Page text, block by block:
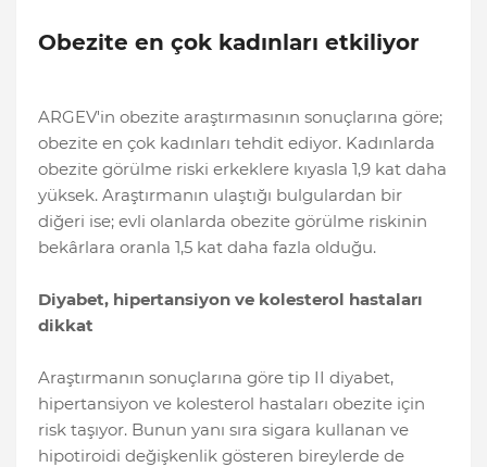
Obezite en çok kadınları etkiliyor
ARGEV'in obezite araştırmasının sonuçlarına göre;
obezite en çok kadınları tehdit ediyor. Kadınlarda
obezite görülme riski erkeklere kıyasla 1,9 kat daha
yüksek. Araştırmanın ulaştığı bulgulardan bir
diğeri ise; evli olanlarda obezite görülme riskinin
bekârlara oranla 1,5 kat daha fazla olduğu.
Diyabet, hipertansiyon ve kolesterol hastaları
dikkat
Araştırmanın sonuçlarına göre tip II diyabet,
hipertansiyon ve kolesterol hastaları obezite için
risk taşıyor. Bunun yanı sıra sigara kullanan ve
hipotiroidi değişkenlik gösteren bireylerde de